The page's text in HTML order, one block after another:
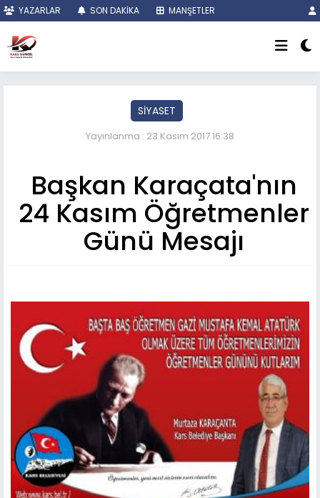
YAZARLAR SON DAKİKA MANŞETLER
SİYASET
Yayınlanma : 23 Kasım 2017 16:38
Başkan Karaçata'nın
24 Kasım Öğretmenler
Günü Mesajı